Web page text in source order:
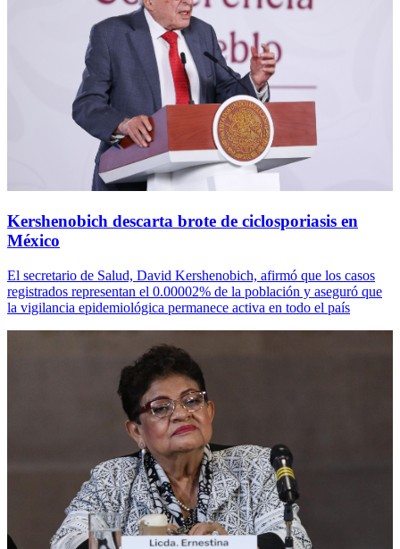
Kershenobich descarta brote de ciclosporiasis en
México
El secretario de Salud, David Kershenobich, afirmó que los casos
registrados representan el 0.00002% de la población y aseguró que
la vigilancia epidemiológica permanece activa en todo el país